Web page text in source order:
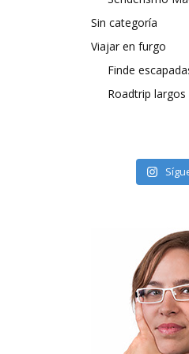
Sin categoría
Viajar en furgo
Finde
Roadtrip largos